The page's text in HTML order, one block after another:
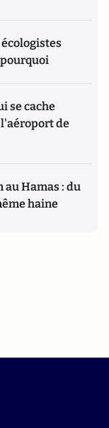
se cache
de
au Hamas : du
haine